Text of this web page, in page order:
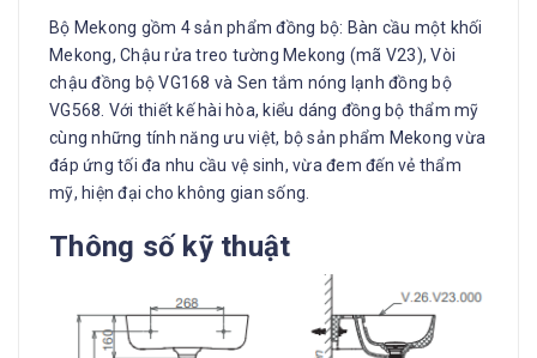
Bộ Mekong gồm 4 sản phẩm đồng bộ: Bàn cầu một khối
Mekong, Chậu rửa treo tường Mekong (mã V23), Vòi
chậu đồng bộ VG168 và Sen tắm nóng lạnh đồng bộ
VG568. Với thiết kế hài hòa, kiểu dáng đồng bộ thẩm mỹ
cùng những tính năng ưu việt, bộ sản phẩm Mekong vừa
đáp ứng tối đa nhu cầu vệ sinh, vừa đem đến vẻ thẩm
mỹ, hiện đại cho không gian sống.
Thông số kỹ thuật